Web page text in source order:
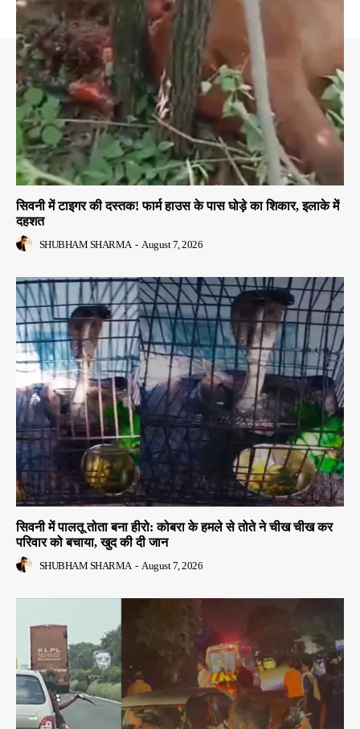
सिवनी में टाइगर की दस्तक! फार्म हाउस के पास घोड़े का शिकार, इलाके में
दहशत
SHUBHAM SHARMA - August 7, 2026
सिवनी में पालतू तोता बना हीरो: कोबरा के हमले से तोते ने चीख चीख कर
परिवार को बचाया, खुद की दी जान
SHUBHAM SHARMA - August 7, 2026